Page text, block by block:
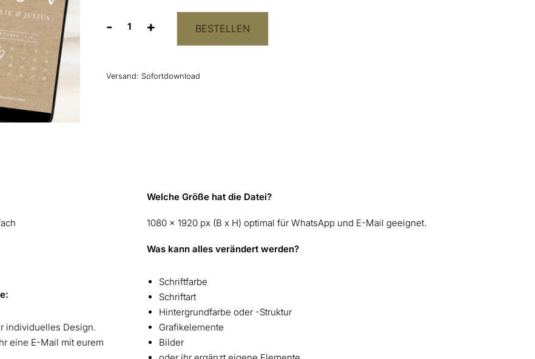
-
Digitales
Date
+ BESTELLEN
Versand: Sofortdownload
individuelles Design.
eine E-Mail mit eurem
Welche Größe hat die Datei?
1080 x 1920 px (B x H) optimal für WhatsApp und E-Mail geeignet.
Was kann alles verändert werden?
Schriftfarbe
Schriftart
Hintergrundfarbe oder -Struktur
Grafikelemente
Bilder